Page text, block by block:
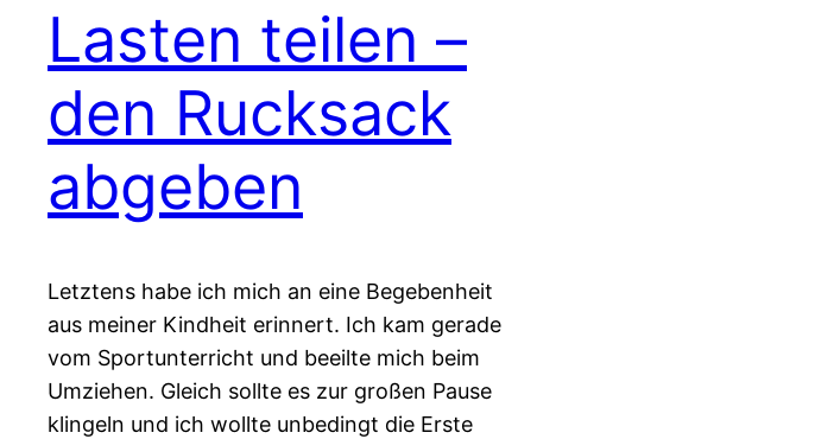
Lasten teilen –
den Rucksack
abgeben
Letztens habe ich mich an eine Begebenheit
aus meiner Kindheit erinnert. Ich kam gerade
vom Sportunterricht und beeilte mich beim
Umziehen. Gleich sollte es zur großen Pause
klingeln und ich wollte unbedingt die Erste